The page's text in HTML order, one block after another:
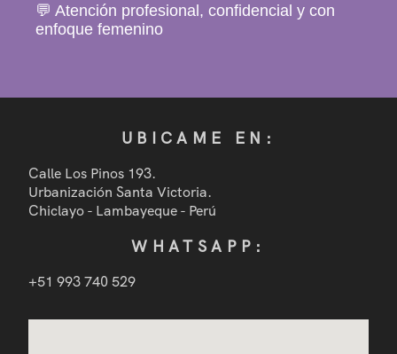
💬 Atención profesional, confidencial y con
enfoque femenino
UBICAME EN:
Calle Los Pinos 193.
Urbanización Santa Victoria.
Chiclayo - Lambayeque - Perú
WHATSAPP:
+51 993 740 529